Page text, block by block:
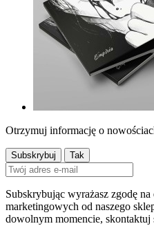
Otrzymuj informację o
Subskrybując wyrażasz zgodę
marketingowych od naszego
dowolnym momencie, skontaktuj